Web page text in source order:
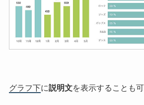
グラフ下に説明文を表示することも可